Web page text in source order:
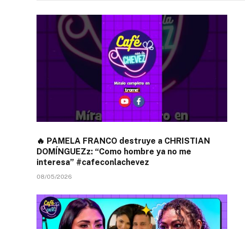
🔥 PAMELA FRANCO destruye a CHRISTIAN
DOMÍNGUEZz: “Como hombre ya no me
interesa” #cafeconlachevez
08/05/2026